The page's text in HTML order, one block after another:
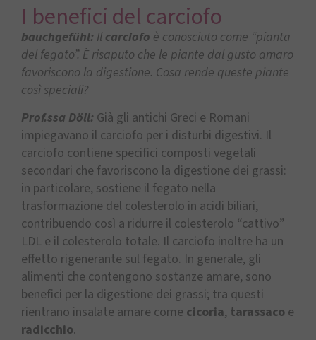
I benefici del carciofo
bauchgefühl: Il carciofo è conosciuto come “pianta
del fegato”. È risaputo che le piante dal gusto amaro
favoriscono la digestione. Cosa rende queste piante
così speciali?
Prof.ssa Döll: Già gli antichi Greci e Romani
impiegavano il carciofo per i disturbi digestivi. Il
carciofo contiene specifici composti vegetali
secondari che favoriscono la digestione dei grassi:
in particolare, sostiene il fegato nella
trasformazione del colesterolo in acidi biliari,
contribuendo così a ridurre il colesterolo “cattivo”
LDL e il colesterolo totale. Il carciofo inoltre ha un
effetto rigenerante sul fegato. In generale, gli
alimenti che contengono sostanze amare, sono
benefici per la digestione dei grassi; tra questi
rientrano insalate amare come cicoria, tarassaco e
radicchio.